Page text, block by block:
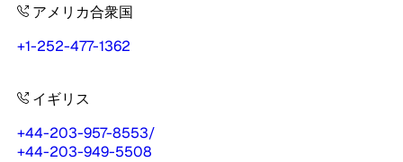
アメリカ合衆国
+1-252-477-1362
イギリス
+44-203-957-8553/
+44-203-949-5508